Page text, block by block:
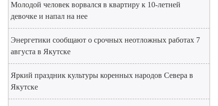
Молодой человек ворвался в квартиру к 10-летней
девочке и напал на нее
Энергетики сообщают о срочных неотложных работах 7
августа в Якутске
Яркий праздник культуры коренных народов Севера в
Якутске